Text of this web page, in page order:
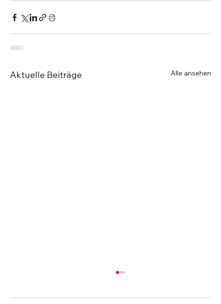
Aktuelle Beiträge Alle ansehen